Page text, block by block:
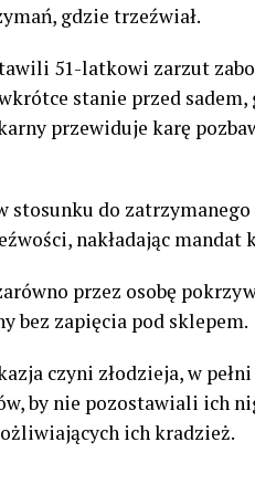
gdzie trzeźwiał.
51-latkowi zarzut
stanie przed
przewiduje karę
do zatrzymanego
nakładając mandat
przez osobę
bez zapięcia pod sklepem.
czyni złodzieja, w
by nie pozostawiali ich
ich kradzież.